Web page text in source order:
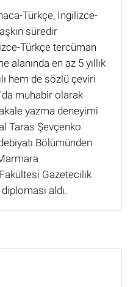
Türkçe, İngilizce-
süredir
Türkçe tercüman
alanında en az 5 yıllık
hem de sözlü çeviri
muhabir olarak
yazma deneyimi
Taras Şevçenko
Bölümünden
Gazetecilik
aldı.